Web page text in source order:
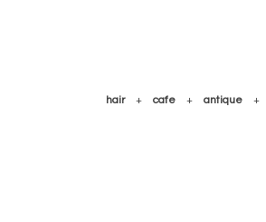
hair + cafe + antique +